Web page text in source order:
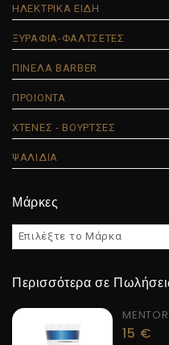
ΗΛΕΚΤΡΙΚΑ ΕΙΔΗ
ΞΥΡΑΦΙΑ-ΦΑΛΤΣΕΤΕΣ
ΠΙΝΕΛΑ BARBER
ΠΡΟΙΟΝΤΑ
ΧΤΕΝΕΣ - ΒΟΥΡΤΣΕΣ
ΨΑΛΙΔΙΑ
Μάρκες
Περισσότερα σε
15 €